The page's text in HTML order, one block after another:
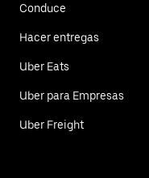
Conduce
Hacer entregas
Uber Eats
Uber para Empresas
Uber Freight